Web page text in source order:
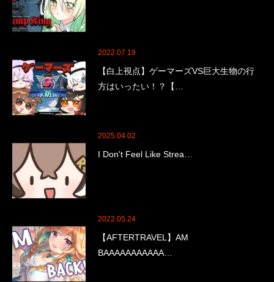
2022.07.19
【白上視点】ゲーマーズVS巨大生物の行
方はいったい！？【…
2025.04.02
I Don't Feel Like Strea…
2022.05.24
【AFTERTRAVEL】AM
BAAAAAAAAAAA…